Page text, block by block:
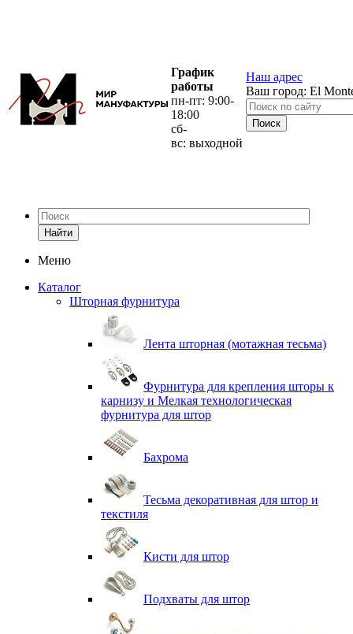
График
работы
пн-пт: 9:00-
18:00
сб-
вс: выходной
Наш адрес
Ваш город: El
Найти
Меню
Каталог
Шторная фурнитура
Лента шторная (мотажная тесьма)
Фурнитура для крепления шторы к
карнизу и Мелкая технологическая
фурнитура для штор
Бахрома
Тесьма декоративная для штор и
текстиля
Кисти для штор
Подхваты для штор